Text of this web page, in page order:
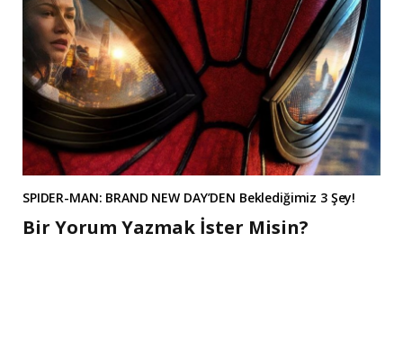
SPIDER-MAN: BRAND NEW DAY’DEN Beklediğimiz 3 Şey!
Bir Yorum Yazmak İster Misin?